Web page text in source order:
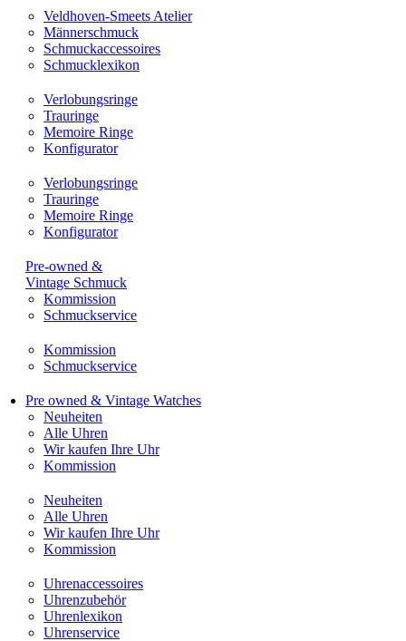
Veldhoven-Smeets Atelier
Männerschmuck
Schmuckaccessoires
Schmucklexikon
Verlobungsringe
Trauringe
Memoire Ringe
Konfigurator
Verlobungsringe
Trauringe
Memoire Ringe
Konfigurator
Pre-owned &
Vintage Schmuck
Kommission
Schmuckservice
Kommission
Schmuckservice
Pre owned & Vintage Watches
Neuheiten
Alle Uhren
Wir kaufen Ihre Uhr
Kommission
Neuheiten
Alle Uhren
Wir kaufen Ihre Uhr
Kommission
Uhrenaccessoires
Uhrenzubehör
Uhrenlexikon
Uhrenservice